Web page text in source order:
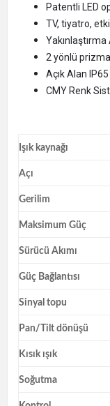
Patentli LED
TV, tiyatro,
Yakınlaştırma
2 yönlü
Açık Alan IP65
CMY Renk
Işık kaynağı
Açı
Gerilim
Maksimum Güç
Sürücü Akımı
Güç Bağlantısı
Sinyal topu
Pan/Tilt dönüşü
Kısık ışık
Soğutma